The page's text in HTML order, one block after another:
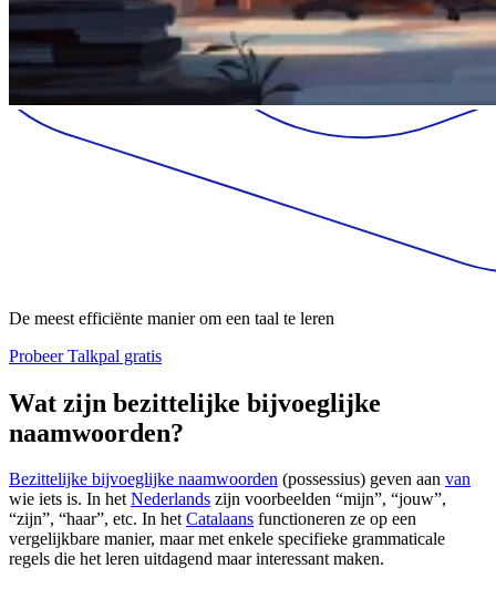
De meest efficiënte manier om een taal te leren
Probeer Talkpal gratis
Wat zijn bezittelijke bijvoeglijke
naamwoorden?
Bezittelijke bijvoeglijke naamwoorden (possessius) geven aan van
wie iets is. In hetNederlands zijn voorbeelden “mijn”, “jouw”,
“zijn”, “haar”, etc. In hetCatalaans functioneren ze op een
vergelijkbare manier, maar met enkele specifieke grammaticale
regels die het leren uitdagend maar interessant maken.